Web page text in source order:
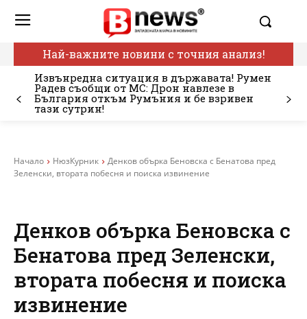
Най-важните новини с точния анализ!
Извънредна ситуация в държавата! Румен
Радев съобщи от МС: Дрон навлезе в
България откъм Румъния и бе взривен
тази сутрин!
Начало НюзКурник
Денков обърка Беновска с Бенатова пред
Зеленски, втората побесня и поиска извинение
Денков обърка Беновска с
Бенатова пред Зеленски,
втората побесня и поиска
извинение